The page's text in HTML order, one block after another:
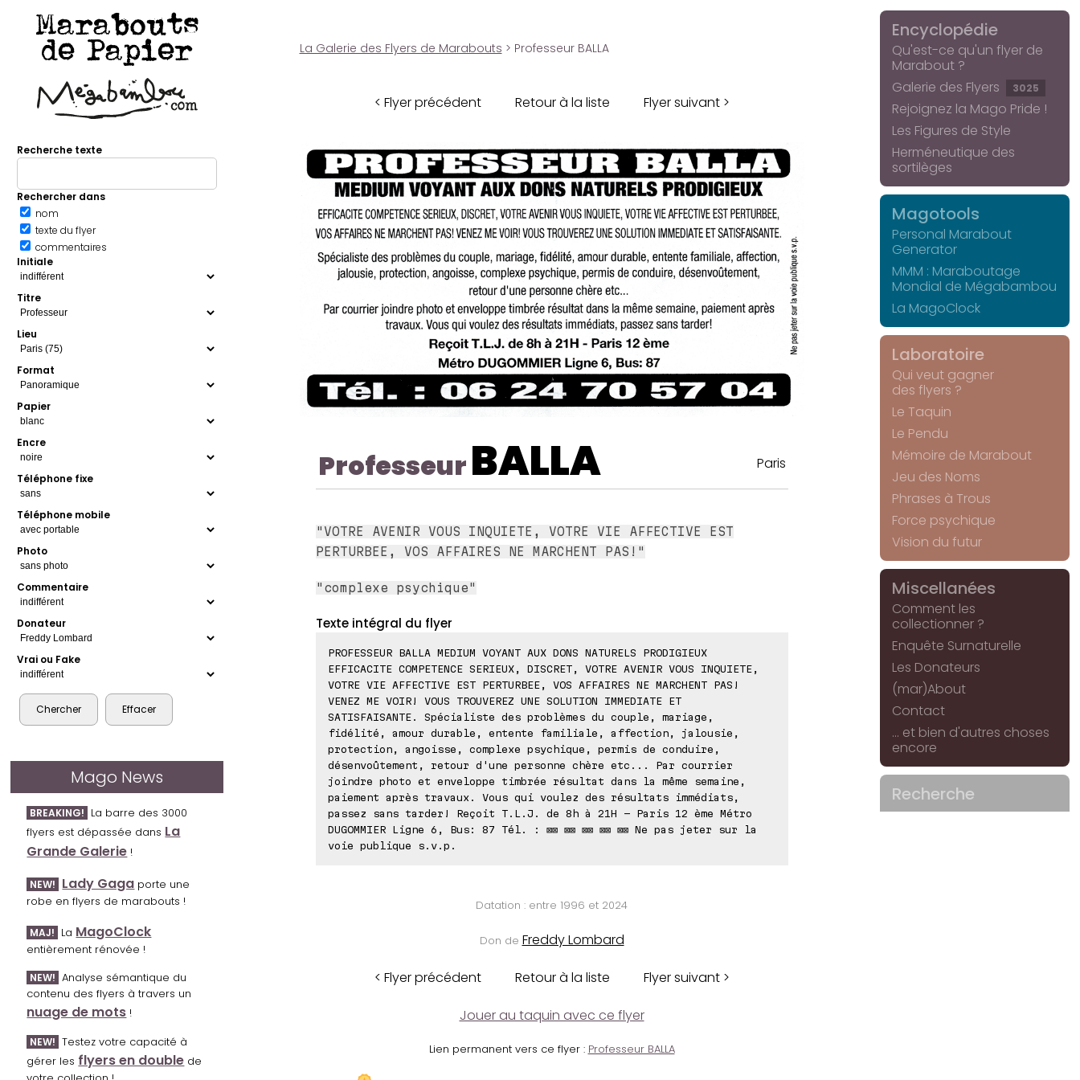
Marabouts
de Papier
Recherche texte
Rechercher dans
nom
texte du flyer
commentaires
Initiale
Titre
Lieu
Format
Papier
Encre
Téléphone fixe
Téléphone mobile
Photo
Commentaire
Donateur
Vrai ou Fake
Mago News
BREAKING! La barre des 3000
flyers est dépassée dans La
Grande Galerie !
NEW! Lady Gaga porte une
robe en flyers de marabouts !
MAJ! La MagoClock
entièrement rénovée !
NEW! Analyse sémantique du
contenu des flyers à travers un
nuage de mots !
NEW! Testez votre capacité à
gérer les flyers en double de
La Galerie des Flyers de Marabouts > Professeur BALLA
< Flyer précédent Retour à la liste Flyer suivant >
ProfesseurBALLA Paris
"VOTRE AVENIR VOUS INQUIETE, VOTRE VIE AFFECTIVE EST
PERTURBEE, VOS AFFAIRES NE MARCHENT PAS!"
"complexe psychique"
Texte intégral du flyer
PROFESSEUR BALLA MEDIUM VOYANT AUX DONS NATURELS PRODIGIEUX
EFFICACITE COMPETENCE SERIEUX, DISCRET, VOTRE AVENIR VOUS INQUIETE,
VOTRE VIE AFFECTIVE EST PERTURBEE, VOS AFFAIRES NE MARCHENT PAS!
VENEZ ME VOIR! VOUS TROUVEREZ UNE SOLUTION IMMEDIATE ET
SATISFAISANTE. Spécialiste des problèmes du couple, mariage,
fidélité, amour durable, entente familiale, affection, jalousie,
protection, angoisse, complexe psychique, permis de conduire,
désenvoûtement, retour d'une personne chère etc... Par courrier
joindre photo et enveloppe timbrée résultat dans la même semaine,
paiement après travaux. Vous qui voulez des résultats immédiats,
passez sans tarder! Reçoit T.L.J. de 8h à 21H - Paris 12 ème Métro
DUGOMMIER Ligne 6, Bus: 87 Tél. : ⊠⊠ ⊠⊠ ⊠⊠ ⊠⊠ ⊠⊠ Ne pas jeter sur la
voie publique s.v.p.
Datation : entre 1996 et 2024
Don de Freddy Lombard
< Flyer précédent Retour à la liste Flyer suivant >
Jouer au taquin avec ce flyer
Lien permanent vers ce flyer : Professeur BALLA
Encyclopédie
Qu'est-ce qu'un flyer de
Marabout ?
Galerie des Flyers
3025
Rejoignez la Mago Pride !
Les Figures de Style
Herméneutique des
sortilèges
Magotools
Personal Marabout
Generator
MMM : Maraboutage
Mondial de Mégabambou
La MagoClock
Laboratoire
Qui veut gagner
des flyers ?
Le Taquin
Le Pendu
Mémoire de Marabout
Jeu des Noms
Phrases à Trous
Force psychique
Vision du futur
Miscellanées
Comment les
collectionner ?
Enquête Surnaturelle
Les Donateurs
(mar)About
Contact
... et bien d'autres choses
encore
Recherche